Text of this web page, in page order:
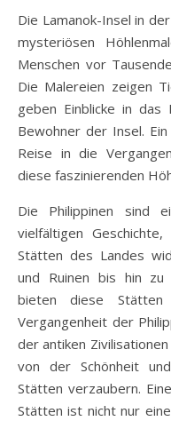
Die Lamanok-Insel in
mysteriösen
Menschen vor
Die Malereien zeigen
geben Einblicke in
Bewohner der Insel.
Reise in die
diese faszinierenden
Die Philippinen sind
vielfältigen
Stätten des Landes
und Ruinen bis hin zu
bieten diese Stätten
Vergangenheit der
der antiken
von der Schönheit
Stätten verzaubern.
Stätten ist nicht nur